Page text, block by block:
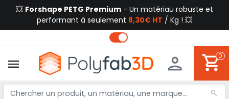
💥 Forshape PETG Premium - Un matériau robuste et
performant à seulement 8,30€ HT / Kg ! 💥
0